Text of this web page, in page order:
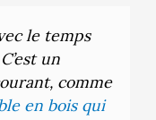
le temps
un
comme
en bois qui